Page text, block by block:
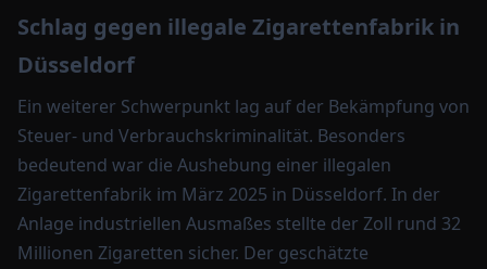
Schlag gegen illegale Zigarettenfabrik in
Düsseldorf
Ein weiterer Schwerpunkt lag auf der Bekämpfung von
Steuer- und Verbrauchskriminalität. Besonders
bedeutend war die Aushebung einer illegalen
Zigarettenfabrik im März 2025 in Düsseldorf. In der
Anlage industriellen Ausmaßes stellte der Zoll rund 32
Millionen Zigaretten sicher. Der geschätzte